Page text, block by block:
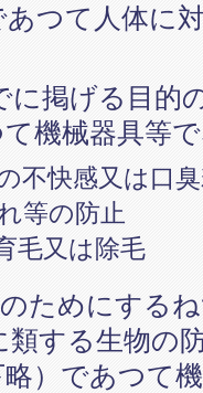
つて人体に
に掲げる目的
機械器具等
快感又は口
等の防止
毛又は除毛
ためにする
する生物の
）であつて